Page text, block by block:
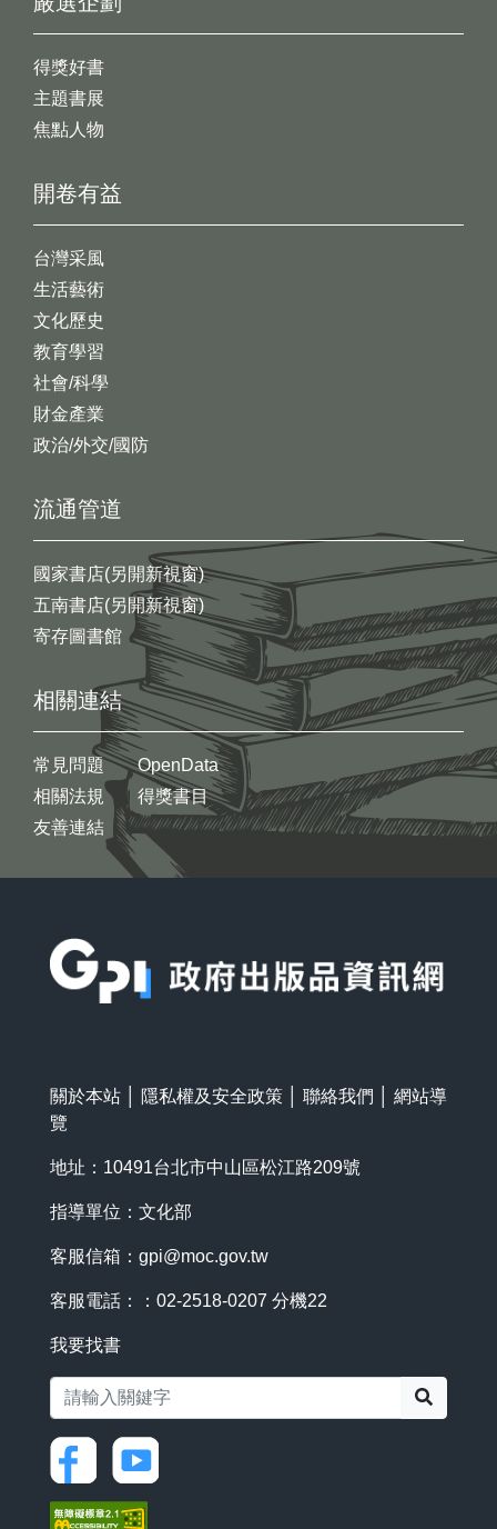
開卷有益
台灣采風
生活藝術
文化歷史
教育學習
社會/科學
財金產業
政治/外交/國防
得獎好書
主題書展
焦點人物
流通管道
國家書店(另開新視窗)
五南書店(另開新視窗)
寄存圖書館
相關連結
常見問題
相關法規
友善連結
OpenData
得獎書目
關於本站 隱私權及安全政策 聯絡我們
網站導
覽
地址：10491台北市中山區松江路209號
指導單位：文化部
客服信箱： gpi@moc.gov.tw
客服電話：：02-2518-0207 分機22
我要找書